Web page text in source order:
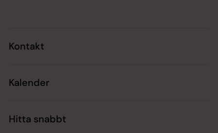
Kontakt
Kalender
Hitta snabbt